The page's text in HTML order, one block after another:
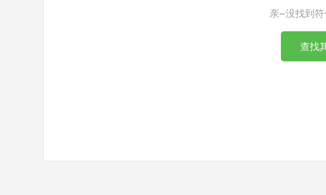
亲~没找到
查找